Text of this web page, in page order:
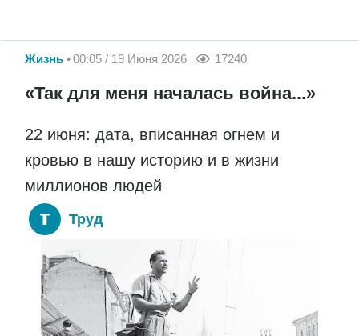
Жизнь 00:05 / 19 Июня 2026 17240
«Так для меня началась война...»
22 июня: дата, вписанная огнем и
кровью в нашу историю и в жизни
миллионов людей
Труд